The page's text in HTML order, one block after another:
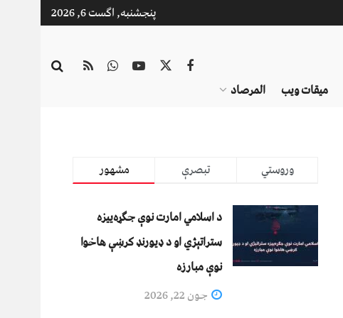
پنجشنبه, اگست 6, 2026
میقات ویب المرصاد
مشهور تبصرې وروستي
د اسلامي امارت نوې جګړه‌ییزه
ستراتېژي او د ډیورنډ کرښې هاخوا
نوې مبارزه
جون 22, 2026